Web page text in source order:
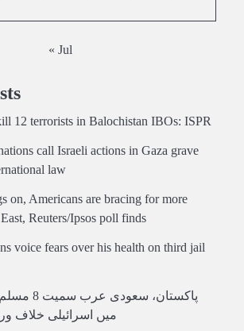
« Jul
12 terrorists in Balochistan IBOs: ISPR
call Israeli actions in Gaza grave
law
on, Americans are bracing for more
Reuters/Ipsos poll finds
voice fears over his health on third jail
پاکستان،
میں اسرائیلی خلاف